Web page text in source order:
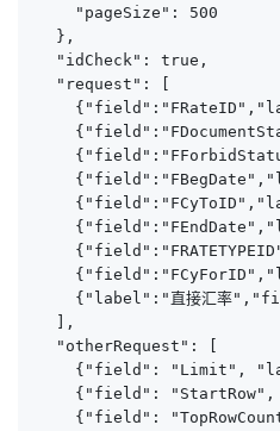
    "pageSize": 500
  },
  "idCheck": true,
  "request": [
{"label":"直接汇率
  ],
  "otherRequest": [
{"field": "Limit",
{"field": "StartRow",
{"field":